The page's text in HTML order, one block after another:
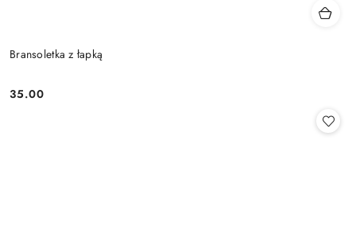
Bransoletka z łapką
Cena:
35.00